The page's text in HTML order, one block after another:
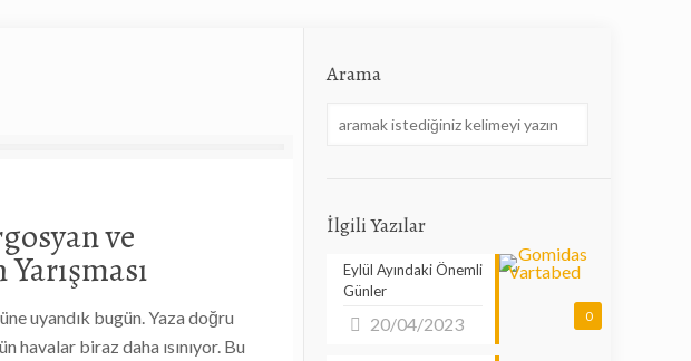
ve
uyandık bugün. Yaza doğru
havalar biraz daha ısınıyor. Bu
Arama
İlgili Yazılar
0
Eylül Ayındaki Önemli
Günler
20/04/2023